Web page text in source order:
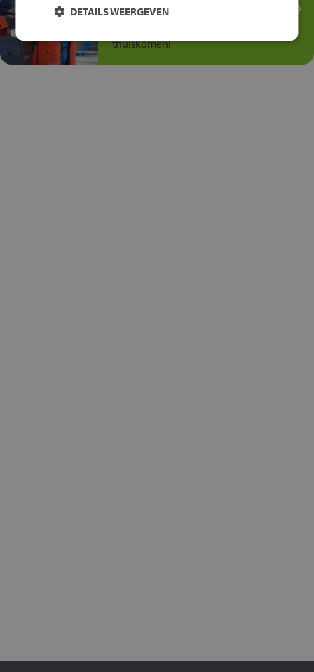
Kies voor vmbo Transport en
thuiskomen!
DETAILS WEERGEVEN